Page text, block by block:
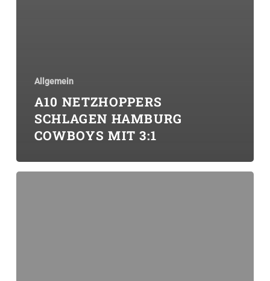
Allgemein
A10 NETZHOPPERS
SCHLAGEN HAMBURG
COWBOYS MIT 3:1